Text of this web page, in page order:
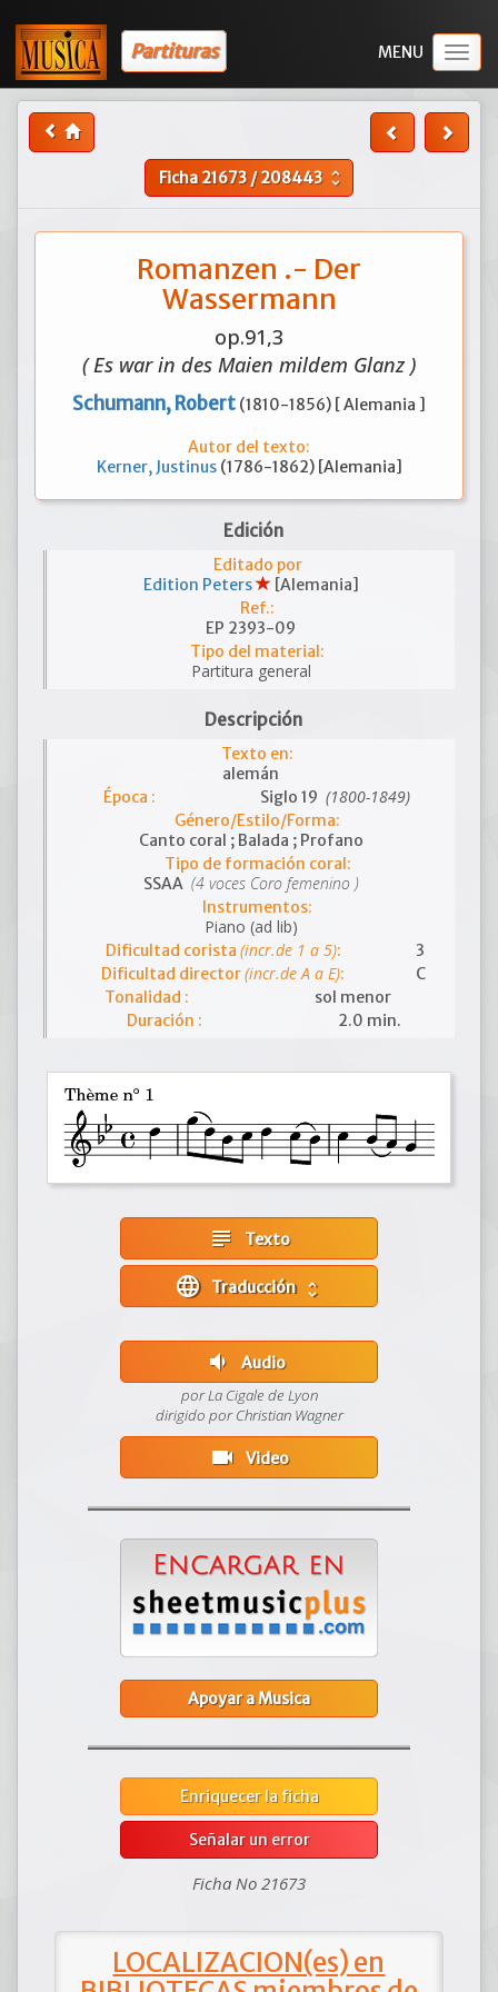
Partituras
Ficha21673/208443 unfold_more
Romanzen .- Der
Wassermann
op.91,3
( Es war in des Maien mildem Glanz )
Schumann, Robert (1810-1856) [ Alemania ]
Autor del texto:
Kerner, Justinus (1786-1862) [Alemania]
Edición
Editado por
Edition Peters
[Alemania]
Ref.:
EP 2393-09
Tipo del material:
Partitura general
Descripción
Texto en:
alemán
Época :
Siglo 19 (1800-1849)
Género/Estilo/Forma:
Canto coral ; Balada ; Profano
Tipo de formación coral:
SSAA (4 voces Coro femenino )
Instrumentos:
Piano (ad lib)
Dificultad corista (incr.de 1 a 5):
3
Dificultad director(incr.de A a E):
C
Tonalidad :
sol menor
Duración :
2.0 min.
subject Texto
language unfold_more
volume_down
Audio
por La Cigale de Lyon
dirigido por Christian Wagner
videocam Video
Apoyar a Musica
Enriquecer la ficha
Señalar un error
Ficha No 21673
LOCALIZACION(es) en